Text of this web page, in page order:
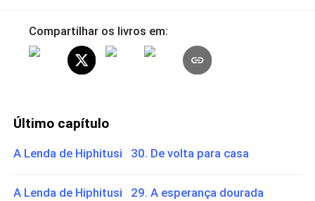
Compartilhar os livros em:
Último capítulo
A Lenda de Hiphitusi 30. De volta para casa
A Lenda de Hiphitusi 29. A esperança dourada